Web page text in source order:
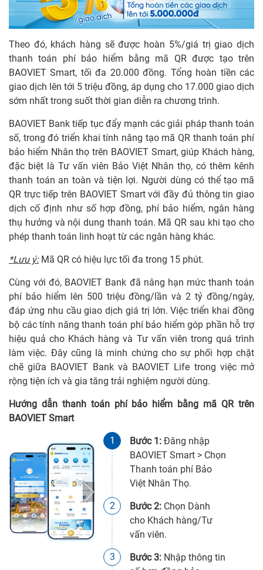
Theo đó, khách hàng sẽ được hoàn 5%/giá trị giao dịch
thanh toán phí bảo hiểm bằng mã QR được tạo trên
BAOVIET Smart, tối đa 20.000 đồng. Tổng hoàn tiền các
giao dịch lên tới 5 triệu đồng, áp dụng cho 17.000 giao dịch
sớm nhất trong suốt thời gian diễn ra chương trình.
BAOVIET Bank tiếp tục đẩy mạnh các giải pháp thanh toán
số, trong đó triển khai tính năng tạo mã QR thanh toán phí
bảo hiểm Nhân thọ trên BAOVIET Smart, giúp Khách hàng,
đặc biệt là Tư vấn viên Bảo Việt Nhân thọ, có thêm kênh
thanh toán an toàn và tiện lợi. Người dùng có thể tạo mã
QR trực tiếp trên BAOVIET Smart với đầy đủ thông tin giao
dịch cố định như số hợp đồng, phí bảo hiểm, ngân hàng
thụ hưởng và nội dung thanh toán. Mã QR sau khi tạo cho
phép thanh toán linh hoạt từ các ngân hàng khác.
*Lưu ý:Mã QR có hiệu lực tối đa trong 15 phút.
Cùng với đó, BAOVIET Bank đã nâng hạn mức thanh toán
phí bảo hiểm lên 500 triệu đồng/lần và 2 tỷ đồng/ngày,
đáp ứng nhu cầu giao dịch giá trị lớn. Việc triển khai đồng
bộ các tính năng thanh toán phí bảo hiểm góp phần hỗ trợ
hiệu quả cho Khách hàng và Tư vấn viên trong quá trình
làm việc. Đây cũng là minh chứng cho sự phối hợp chặt
chẽ giữa BAOVIET Bank và BAOVIET Life trong việc mở
rộng tiện ích và gia tăng trải nghiệm người dùng.
Hướng dẫn thanh toán phí bảo hiểm bằng mã QR trên
BAOVIET Smart
1
Bước 1: Đăng nhập
BAOVIET Smart > Chọn
Thanh toán phí Bảo
Việt Nhân Thọ.
2
Bước 2: Chọn Dành
cho Khách hàng/Tư
vấn viên.
3
Bước 3: Nhập thông tin